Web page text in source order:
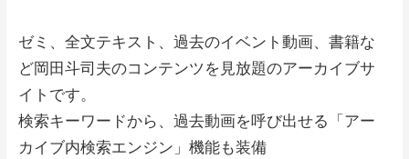
ゼミ、全文テキスト、過去のイベント動画、書籍な
ど岡田斗司夫のコンテンツを見放題のアーカイブサ
イトです。
検索キーワードから、過去動画を呼び出せる「アー
カイブ内検索エンジン」機能も装備